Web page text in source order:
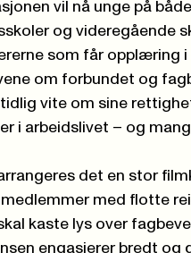
vil nå unge på både
og videregående
som får opplæring i
om forbundet og
vite om sine
i arbeidslivet – og
det en stor
med flotte
kaste lys over
engasjerer bredt og